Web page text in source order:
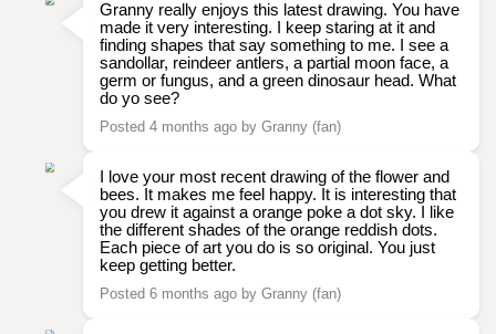
Granny really enjoys this latest drawing. You have
made it very interesting. I keep staring at it and
finding shapes that say something to me. I see a
sandollar, reindeer antlers, a partial moon face, a
germ or fungus, and a green dinosaur head. What
do yo see?
Posted 4 months ago by Granny (fan)
I love your most recent drawing of the flower and
bees. It makes me feel happy. It is interesting that
you drew it against a orange poke a dot sky. I like
the different shades of the orange reddish dots.
Each piece of art you do is so original. You just
keep getting better.
Posted 6 months ago by Granny (fan)